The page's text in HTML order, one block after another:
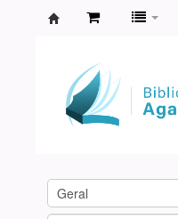
Agamenon
Magalhães